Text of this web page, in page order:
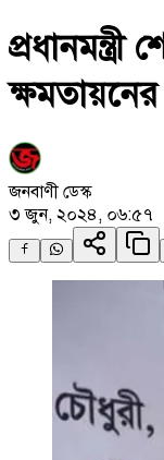
প্রধানমন্ত্রী
জনবাণী ডেস্ক
৩ জুন, ২০২৪, ০৬:৫৭